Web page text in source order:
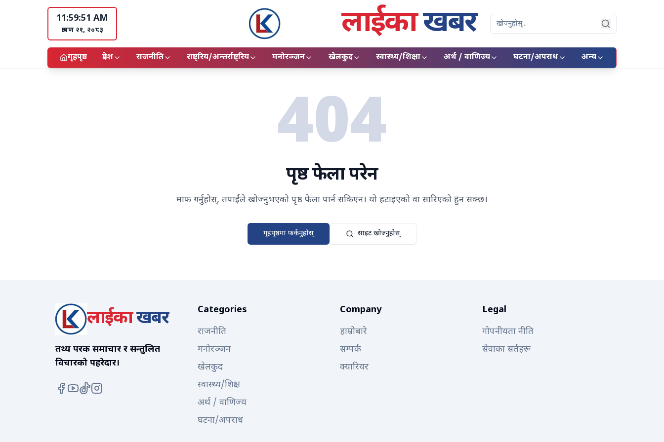
11:59:52 AM
श्रावण २१, २०८३ लाईकाखबर Search
गृहपृष्ठ प्रदेश राजनीति राष्ट्रिय/अन्तर्राष्ट्रिय मनोरञ्जन खेलकुद स्वास्थ्य/शिक्षा अर्थ / वाणिज्य घटना/अपराध अन्य
404
पृष्ठ फेला परेन
माफ गर्नुहोस्, तपाईंले खोज्नुभएको पृष्ठ फेला पार्न सकिएन। यो हटाइएको वा सारिएको हुन सक्छ।
गृहपृष्ठमा फर्कनुहोस् साइट खोज्नुहोस्
लाईकाखबर
तथ्य परक समाचार र सन्तुलित
विचारको पहरेदार।
Categories
राजनीति
मनोरञ्जन
खेलकुद
स्वास्थ्य/शिक्षा
अर्थ / वाणिज्य
घटना/अपराध
Company
हाम्रोबारे
सम्पर्क
क्यारियर
Legal
गोपनीयता नीति
सेवाका सर्तहरू